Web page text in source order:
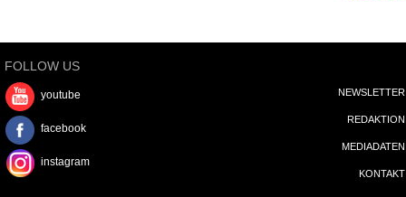
FOLLOW US
youtube
facebook
instagram
NEWSLETTER
REDAKTION
MEDIADATEN
KONTAKT